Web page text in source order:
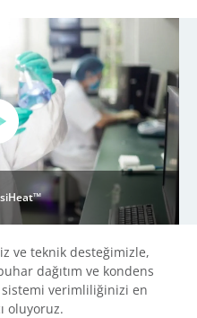
ve teknik desteğimizle,
dağıtım ve kondens
verimliliğinizi en
oluyoruz.